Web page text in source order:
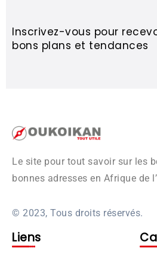
Inscrivez-vous pour
bons plans et tendances
Le site pour tout savoir sur les
bonnes adresses en Afrique de
© 2023, Tous droits réservés.
Liens